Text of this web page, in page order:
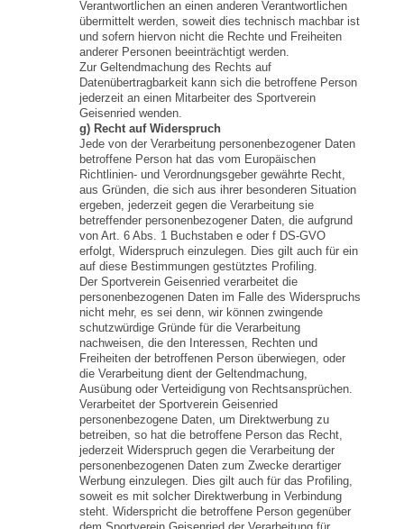
Verantwortlichen an einen anderen Verantwortlichen
übermittelt werden, soweit dies technisch machbar ist
und sofern hiervon nicht die Rechte und Freiheiten
anderer Personen beeinträchtigt werden.
Zur Geltendmachung des Rechts auf
Datenübertragbarkeit kann sich die betroffene Person
jederzeit an einen Mitarbeiter des Sportverein
Geisenried wenden.
g) Recht auf Widerspruch
Jede von der Verarbeitung personenbezogener Daten
betroffene Person hat das vom Europäischen
Richtlinien- und Verordnungsgeber gewährte Recht,
aus Gründen, die sich aus ihrer besonderen Situation
ergeben, jederzeit gegen die Verarbeitung sie
betreffender personenbezogener Daten, die aufgrund
von Art. 6 Abs. 1 Buchstaben e oder f DS-GVO
erfolgt, Widerspruch einzulegen. Dies gilt auch für ein
auf diese Bestimmungen gestütztes Profiling.
Der Sportverein Geisenried verarbeitet die
personenbezogenen Daten im Falle des Widerspruchs
nicht mehr, es sei denn, wir können zwingende
schutzwürdige Gründe für die Verarbeitung
nachweisen, die den Interessen, Rechten und
Freiheiten der betroffenen Person überwiegen, oder
die Verarbeitung dient der Geltendmachung,
Ausübung oder Verteidigung von Rechtsansprüchen.
Verarbeitet der Sportverein Geisenried
personenbezogene Daten, um Direktwerbung zu
betreiben, so hat die betroffene Person das Recht,
jederzeit Widerspruch gegen die Verarbeitung der
personenbezogenen Daten zum Zwecke derartiger
Werbung einzulegen. Dies gilt auch für das Profiling,
soweit es mit solcher Direktwerbung in Verbindung
steht. Widerspricht die betroffene Person gegenüber